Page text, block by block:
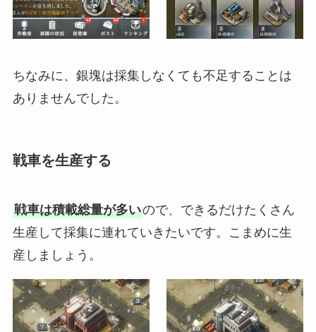
ちなみに、銀塊は採集しなくても不足することは
ありませんでした。
戦車を生産する
戦車は積載総量が多いので、できるだけたくさん
生産して採集に連れていきたいです。こまめに生
産しましょう。